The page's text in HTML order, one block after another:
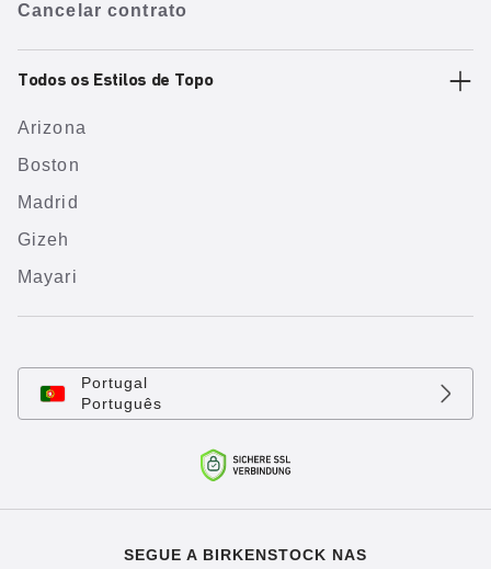
Cancelar contrato
Todos os Estilos de Topo
Arizona
Boston
Madrid
Gizeh
Mayari
Portugal
Português
SEGUE A BIRKENSTOCK NAS